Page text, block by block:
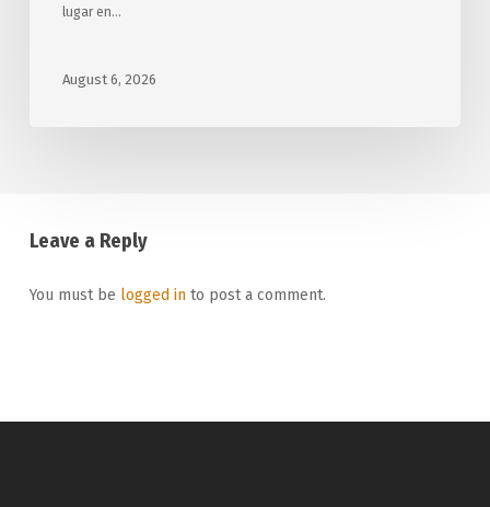
lugar en…
August 6, 2026
Leave a Reply
You must be logged into post a comment.